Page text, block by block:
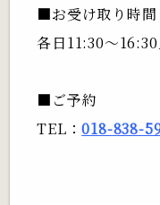
■お受け取り時間
各日11:30～
■ご予約
TEL：018-838-